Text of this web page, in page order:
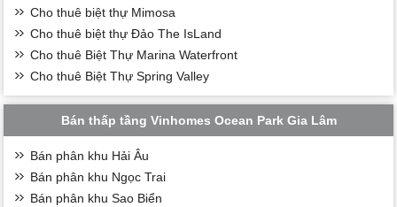
Cho thuê biệt thự Mimosa
Cho thuê biệt thự Đảo The IsLand
Cho thuê Biệt Thự Marina Waterfront
Cho thuê Biệt Thự Spring Valley
Bán thấp tầng Vinhomes Ocean Park Gia Lâm
Bán phân khu Hải Âu
Bán phân khu Ngọc Trai
Bán phân khu Sao Biển